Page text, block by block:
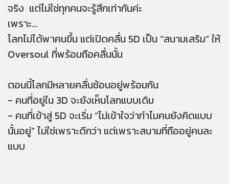
จริง แต่ไม่ใช่ทุกคนจะรู้สึกเท่ากันค่ะ
เพราะ…
โลกไม่ได้พาคนขึ้น แต่เปิดคลื่น 5D เป็น “สนามเสริม” ให้
Oversoul ที่พร้อมถือคลื่นนั้น
ตอนนี้โลกมีหลายคลื่นซ้อนอยู่พร้อมกัน
- คนที่อยู่ใน 3D จะยังเห็นโลกแบบเดิม
- คนที่เข้าสู่ 5D จะเริ่ม “ไม่เข้าใจว่าทำไมคนยังคิดแบบ
นั้นอยู่” ไม่ใช่เพราะดีกว่า แต่เพราะสนามที่ถืออยู่คนละ
แบบ